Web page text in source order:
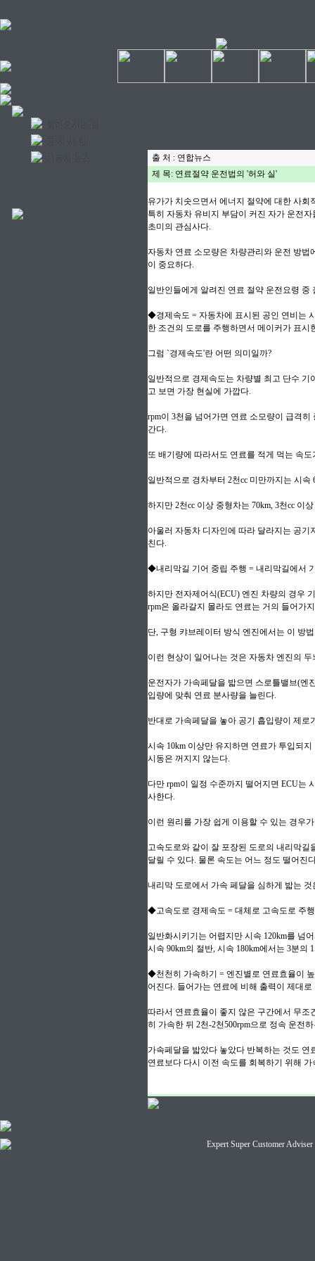
출 처 : 연합뉴스
제 목: 연료절약 운전법의 '허와 실'
유가가 치솟으면서 에너지 절약에 대한 사회
특히 자동차 유비지 부담이 커진 자가 운전
초미의 관심사다.
자동차 연료 소모량은 차량관리와 운전 방법
이 중요하다.
일반인들에게 알려진 연료 절약 운전요령
◆경제속도 = 자동차에 표시된 공인 연비는
한 조건의 도로를 주행하면서 메이커가 표시
그럼 `경제속도'란 어떤 의미일까?
일반적으로 경제속도는 차량별 최고 단수 기
고 보면 가장 현실에 가깝다.
rpm이 3천을 넘어가면 연료 소모량이 급격
간다.
또 배기량에 따라서도 연료를 적게 먹는 속도
일반적으로 경차부터 2천cc 미만까지는 시
하지만 2천cc 이상 중형차는 70km, 3천cc 이
아울러 자동차 디자인에 따라 달라지는 공
친다.
◆내리막길 기어 중립 주행 = 내리막길에서
하지만 전자제어식(ECU) 엔진 차량의 경우
rpm은 올라갈지 몰라도 연료는 거의 들어가
단, 구형 캬브레이터 방식 엔진에서는 이 방
이런 현상이 일어나는 것은 자동차 엔진의
운전자가 가속페달을 밟으면 스로틀밸브(엔
입량에 맞춰 연료 분사량을 늘린다.
반대로 가속페달을 놓아 공기 흡입량이 제로
시속 10km 이상만 유지하면 연료가 투입되
시동은 꺼지지 않는다.
다만 rpm이 일정 수준까지 떨어지면 ECU는
사한다.
이런 원리를 가장 쉽게 이용할 수 있는 경우
고속도로와 같이 잘 포장된 도로의 내리막
달릴 수 있다. 물론 속도는 어느 정도 떨어진
내리막 도로에서 가속 페달을 심하게 밟는
◆고속도로 경제속도 = 대체로 고속도로 주
일반화시키기는 어렵지만 시속 120km를 넘
시속 90km의 절반, 시속 180km에서는 3분의
◆천천히 가속하기 = 엔진별로 연료효율이
어진다. 들어가는 연료에 비해 출력이 제대
따라서 연료효율이 좋지 않은 구간에서 무
히 가속한 뒤 2천-2천500rpm으로 정속 운전
가속페달을 밟았다 놓았다 반복하는 것도
연료보다 다시 이전 속도를 회복하기 위해
Expert Super Customer